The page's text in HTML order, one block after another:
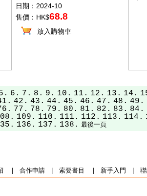
日期：2024-10
售價：HK$68.8
放入購物車
6. 7. 8. 9. 10. 11. 12. 13. 14.
42. 43. 44. 45. 46. 47. 48. 49.
77. 78. 79. 80. 81. 82. 83. 84.
109. 110. 111. 112. 113. 114.
136. 137. 138. 最後一頁
合作申請| 索要書目 新手入門